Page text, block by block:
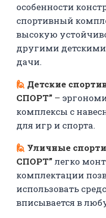
особенности
спортивный
высокую
другими
дачи.
🙋 Детские
СПОРТ” –
комплексы с
для игр и спорта.
🙋 Уличные
СПОРТ” легко
комплектации
использовать
вписывается в